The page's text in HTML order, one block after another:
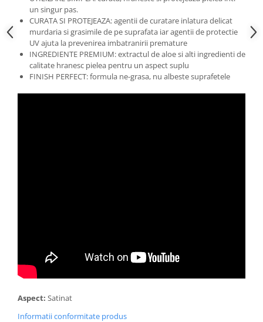
un singur pas.
CURATA SI PROTEJEAZA: agentii de curatare inlatura delicat
murdaria si grasimile de pe suprafata iar agentii de protectie
UV ajuta la prevenirea imbatranirii premature
INGREDIENTE PREMIUM: extractul de aloe si alti ingredienti de
calitate hranesc pielea pentru un aspect suplu
FINISH PERFECT: formula ne-grasa, nu albeste suprafetele
Aspect: Satinat
Informatii conformitate produs